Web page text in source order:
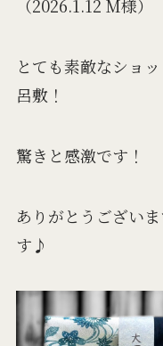
（2026.1.12 M様）
とても素敵なショ
呂敷！
驚きと感激です！
ありがとうござい
す♪